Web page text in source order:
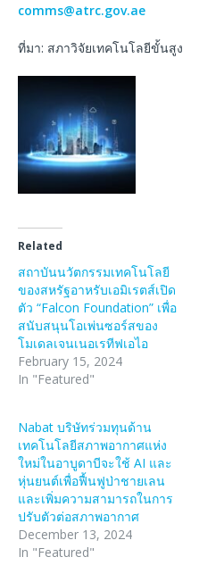
comms@atrc.gov.ae
ที่มา: สภาวิจัยเทคโนโลยีขั้นสูง
Related
สถาบันนวัตกรรมเทคโนโลยี
ของสหรัฐอาหรับเอมิเรตส์เปิด
ตัว “Falcon Foundation” เพื่อ
สนับสนุนโอเพ่นซอร์สของ
โมเดลเจนเนอเรทีฟเอไอ
February 15, 2024
In "Featured"
Nabat บริษัทร่วมทุนด้าน
เทคโนโลยีสภาพอากาศแห่ง
ใหม่ในอาบูดาบีจะใช้ AI และ
หุ่นยนต์เพื่อฟื้นฟูป่าชายเลน
และเพิ่มความสามารถในการ
ปรับตัวต่อสภาพอากาศ
December 13, 2024
In "Featured"